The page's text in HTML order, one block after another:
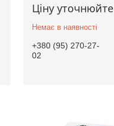
Ціну уточнюйте
Немає в наявності
+380 (95) 270-27-
02